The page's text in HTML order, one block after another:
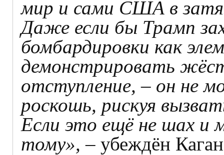
мир и сами США в
Даже если бы Трамп
бомбардировки как
демонстрировать
отступление, – он не
роскошь, рискуя
Если это ещё не шах и
тому»,– убеждён